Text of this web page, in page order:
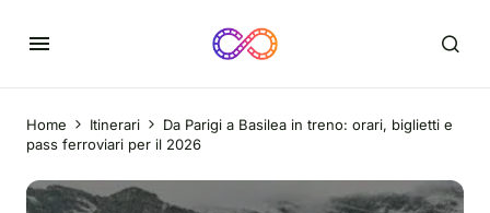
Home Itinerari
Da Parigi a Basilea in treno: orari, biglietti e
pass ferroviari per il 2026